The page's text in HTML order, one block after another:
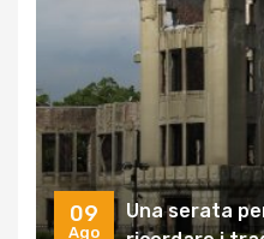
09
Ago
Una serata